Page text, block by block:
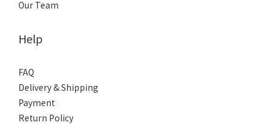
Our Team
Help
FAQ
Delivery & Shipping
Payment
Return Policy